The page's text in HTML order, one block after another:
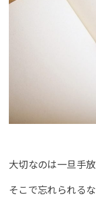
大切なのは一旦手
そこで忘れられる